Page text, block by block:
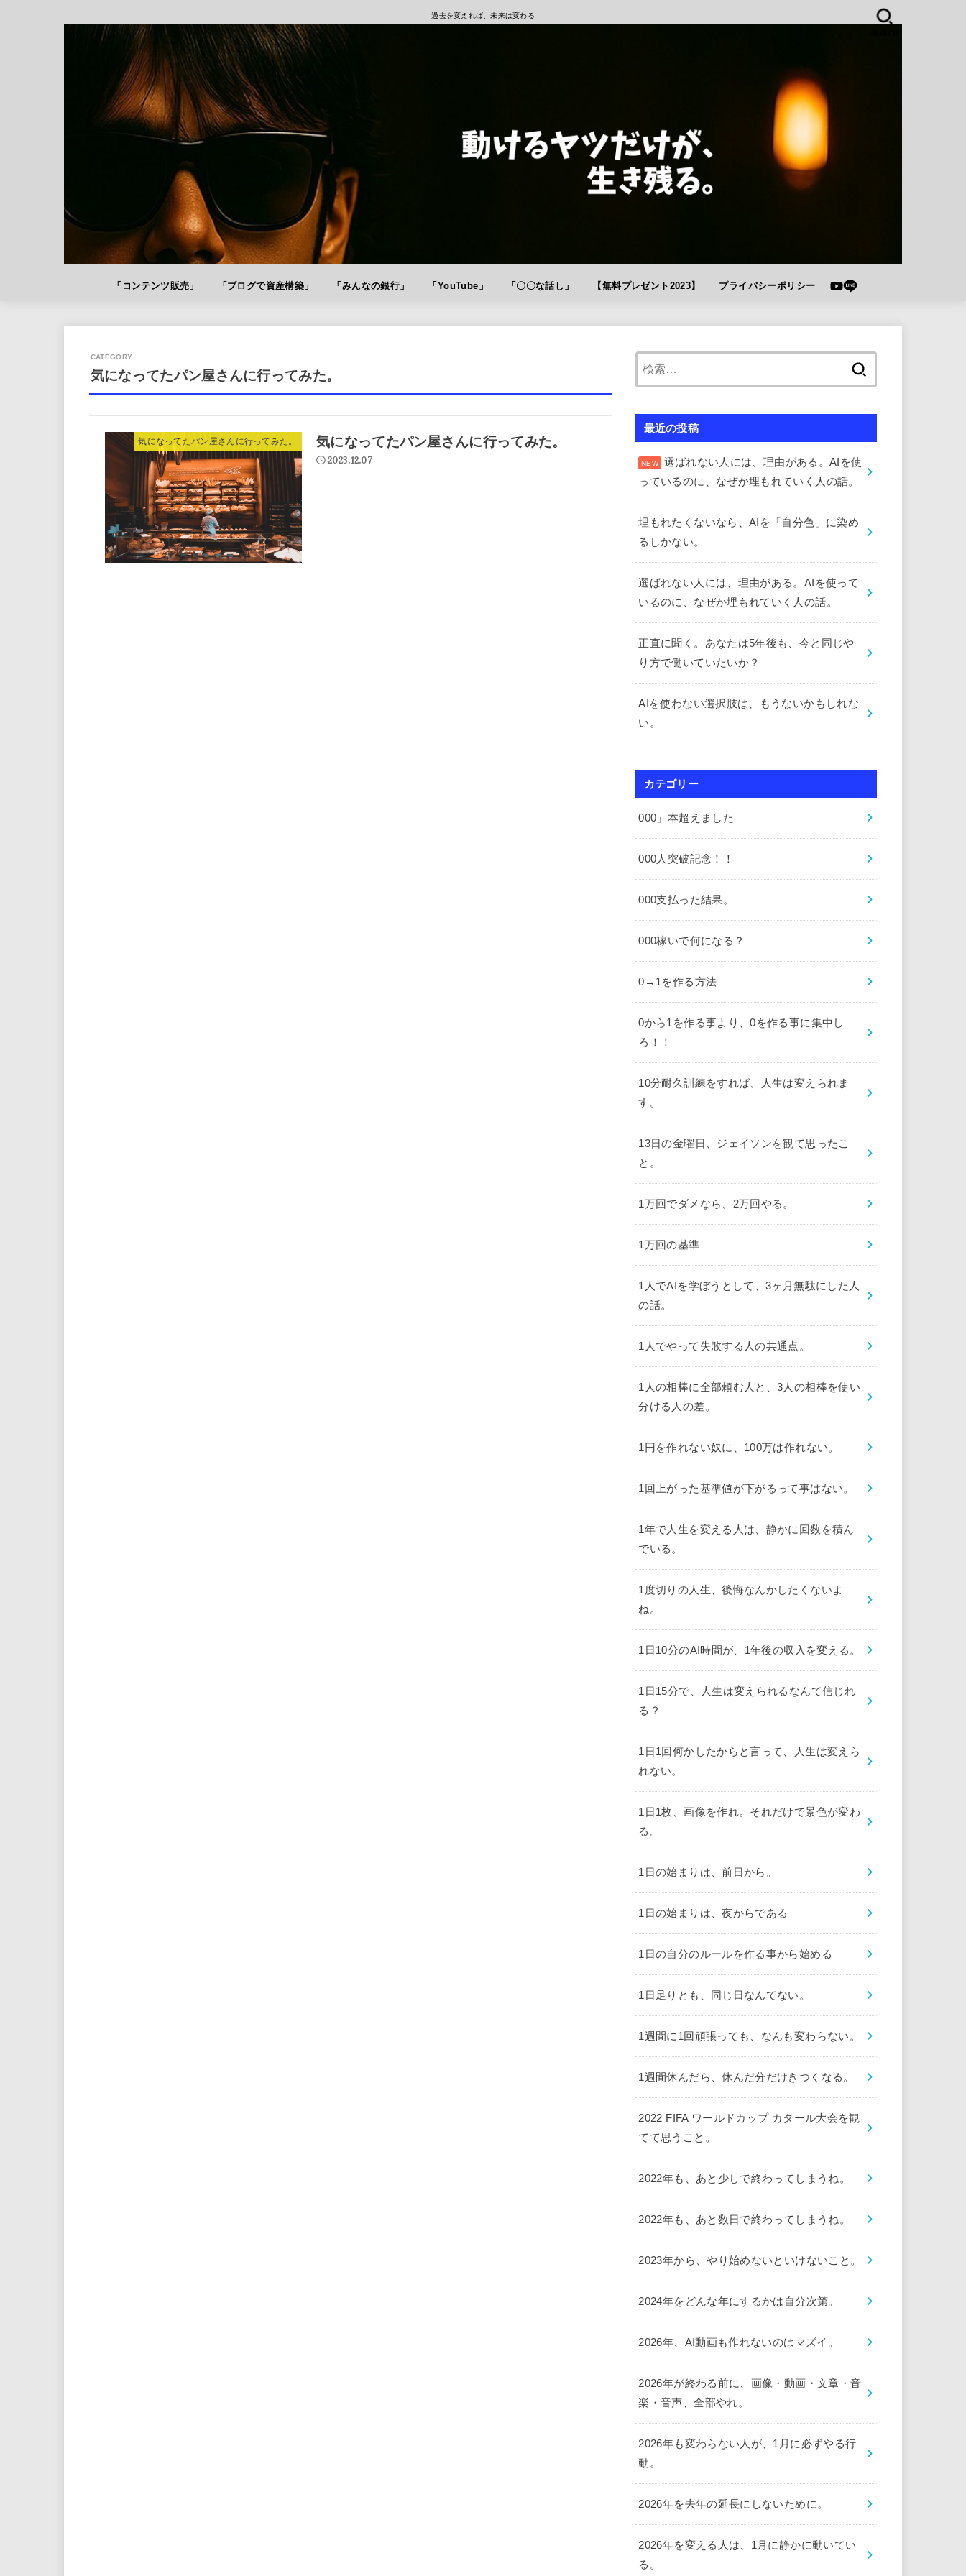
過去を変えれば、未来は変わる
「コンテンツ販売」 「ブログで資産構築」 「みんなの銀行」 「YouTube」 「〇〇な話し」 【無料プレゼント2023】 プライバシーポリシー
気になってたパン屋さんに行ってみた。
気になってたパン屋さんに行ってみた。 気になってたパン屋さんに行ってみた。
2023.12.07
最近の投稿
選ばれない人には、理由がある。AIを使
っているのに、なぜか埋もれていく人の話。
埋もれたくないなら、AIを「自分色」に染め
るしかない。
選ばれない人には、理由がある。AIを使って
いるのに、なぜか埋もれていく人の話。
正直に聞く。あなたは5年後も、今と同じや
り方で働いていたいか？
AIを使わない選択肢は、もうないかもしれな
い。
カテゴリー
000」本超えました
000人突破記念！！
000支払った結果。
000稼いで何になる？
0→1を作る方法
0から1を作る事より、0を作る事に集中し
ろ！！
10分耐久訓練をすれば、人生は変えられま
す。
13日の金曜日、ジェイソンを観て思ったこ
と。
1万回でダメなら、2万回やる。
1万回の基準
1人でAIを学ぼうとして、3ヶ月無駄にした人
の話。
1人でやって失敗する人の共通点。
1人の相棒に全部頼む人と、3人の相棒を使い
分ける人の差。
1円を作れない奴に、100万は作れない。
1回上がった基準値が下がるって事はない。
1年で人生を変える人は、静かに回数を積ん
でいる。
1度切りの人生、後悔なんかしたくないよ
ね。
1日10分のAI時間が、1年後の収入を変える。
1日15分で、人生は変えられるなんて信じれ
る？
1日1回何かしたからと言って、人生は変えら
れない。
1日1枚、画像を作れ。それだけで景色が変わ
る。
1日の始まりは、前日から。
1日の始まりは、夜からである
1日の自分のルールを作る事から始める
1日足りとも、同じ日なんてない。
1週間に1回頑張っても、なんも変わらない。
1週間休んだら、休んだ分だけきつくなる。
2022 FIFA ワールドカップ カタール大会を観
てて思うこと。
2022年も、あと少しで終わってしまうね。
2022年も、あと数日で終わってしまうね。
2023年から、やり始めないといけないこと。
2024年をどんな年にするかは自分次第。
2026年、AI動画も作れないのはマズイ。
2026年が終わる前に、画像・動画・文章・音
楽・音声、全部やれ。
2026年も変わらない人が、1月に必ずやる行
動。
2026年を去年の延長にしないために。
2026年を変える人は、1月に静かに動いてい
る。